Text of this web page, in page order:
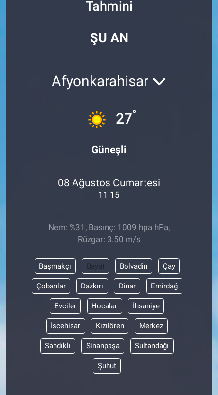
Tahmini
ŞU AN
Afyonkarahisar
27°
Güneşli
08 Ağustos Cumartesi
11:15
Nem: %31, Basınç: 1009 hpa hPa,
Rüzgar: 3.50 m/s
Başmakçı Bayat Bolvadin Çay
Çobanlar Dazkırı Dinar Emirdağ
Evciler Hocalar İhsaniye
İscehisar Kızılören Merkez
Sandıklı Sinanpaşa Sultandağı
Şuhut